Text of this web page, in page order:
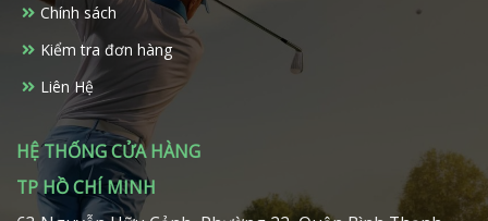
Chính sách
Kiểm tra đơn hàng
Liên Hệ
HỆ THỐNG CỬA HÀNG
TP HỒ CHÍ MINH